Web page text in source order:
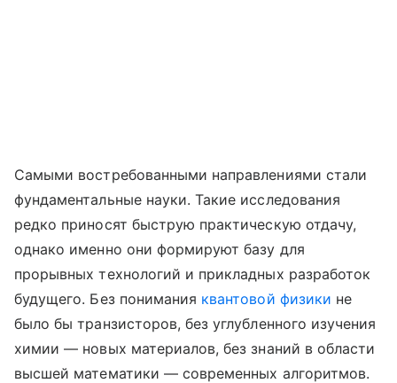
Самыми востребованными направлениями стали
фундаментальные науки. Такие исследования
редко приносят быструю практическую отдачу,
однако именно они формируют базу для
прорывных технологий и прикладных разработок
будущего. Без понимания квантовой физики не
было бы транзисторов, без углубленного изучения
химии — новых материалов, без знаний в области
высшей математики — современных алгоритмов.